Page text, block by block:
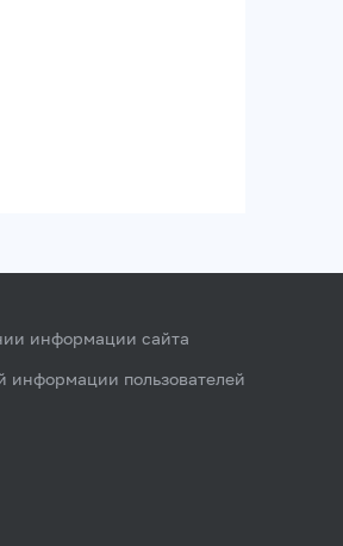
информации сайта
информации пользователей